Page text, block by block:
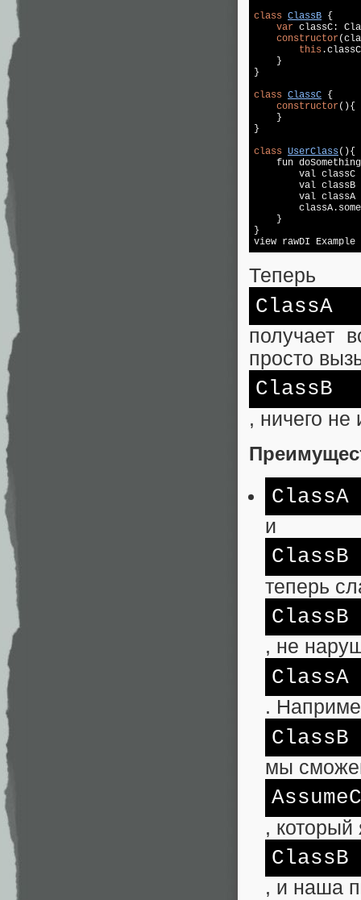
class ClassB {
var classC:
constructor
this
    }
}
class ClassC {
constructor(){
    }
}
class UserClass(){
fun
val classC
val classB
val classA
    }
}
view rawDI
Теперь
ClassA
получает
просто
ClassB
, ничего не
ClassA
и
ClassB
теперь
ClassB
, не
ClassA
.
ClassB
мы
, который
ClassB
, и наша